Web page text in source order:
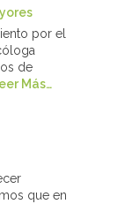
por el
de
Más…
que en